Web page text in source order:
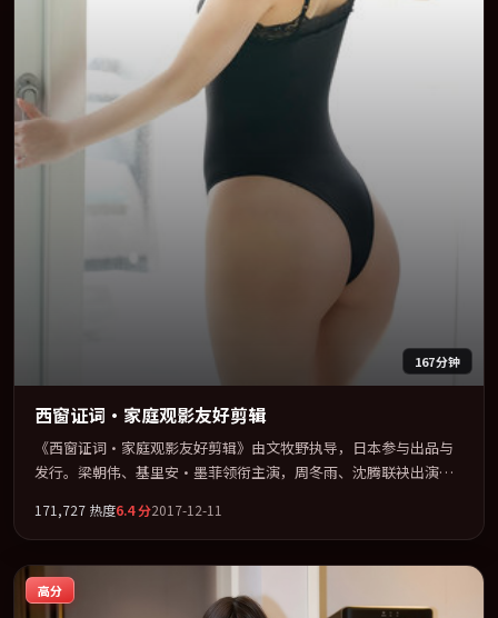
167分钟
西窗证词·家庭观影友好剪辑
《西窗证词·家庭观影友好剪辑》由文牧野执导，日本参与出品与
发行。梁朝伟、基里安·墨菲领衔主演，周冬雨、沈腾联袂出演。
型为骨架，在叙事、表演与视听上力求统一。定于 2017-05-11 在内
地院线及主流平台同步亮相，2017 年度话题片中口碑稳健，适合喜
欢强情节与人物弧光的观众完整观看。
171,727 热度6.4分2017-12-11
高分